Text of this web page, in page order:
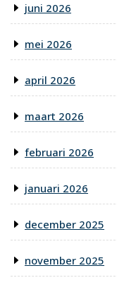
juni 2026
mei 2026
april 2026
maart 2026
februari 2026
januari 2026
december 2025
november 2025